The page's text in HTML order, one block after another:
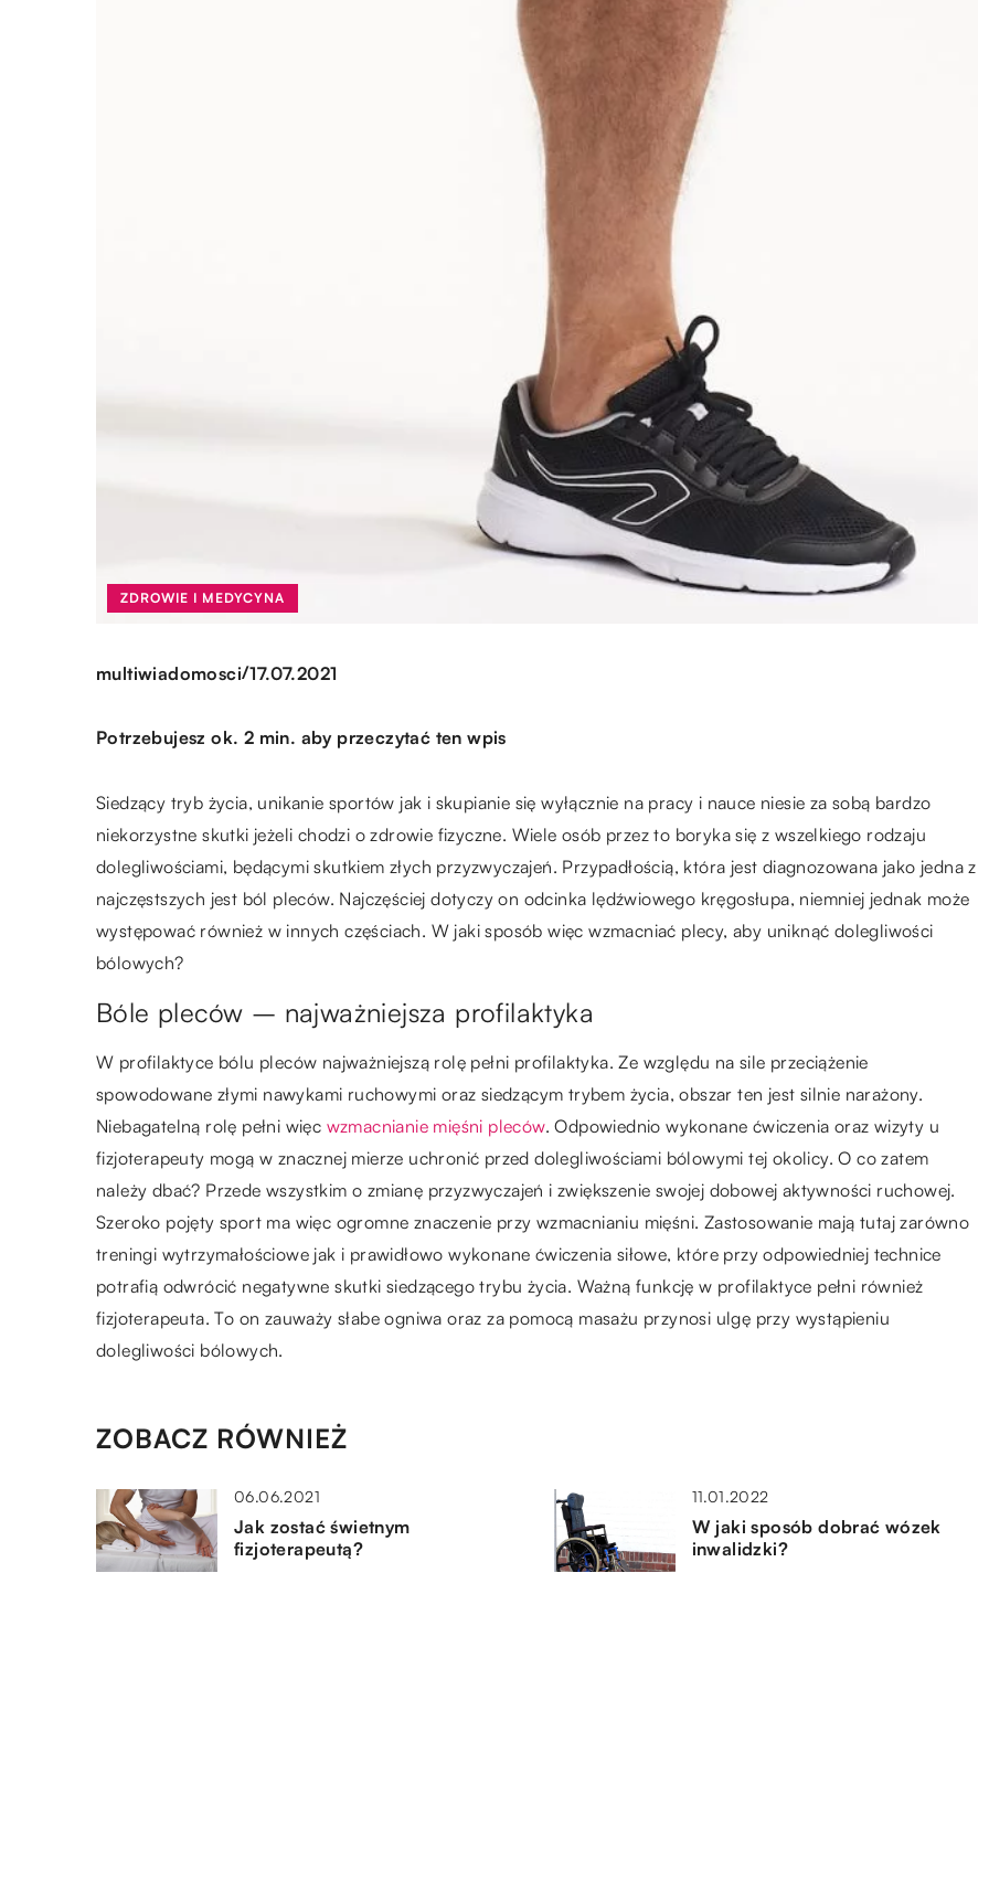
ZDROWIE I MEDYCYNA
multiwiadomosci/17.07.2021
Potrzebujesz ok. 2 min. aby przeczytać ten wpis
Siedzący tryb życia, unikanie sportów jak i skupianie się wyłącznie na pracy i nauce niesie za sobą bardzo
niekorzystne skutki jeżeli chodzi o zdrowie fizyczne. Wiele osób przez to boryka się z wszelkiego rodzaju
dolegliwościami, będącymi skutkiem złych przyzwyczajeń. Przypadłością, która jest diagnozowana jako jedna z
najczęstszych jest ból pleców. Najczęściej dotyczy on odcinka lędźwiowego kręgosłupa, niemniej jednak może
występować również w innych częściach. W jaki sposób więc wzmacniać plecy, aby uniknąć dolegliwości
bólowych?
Bóle pleców – najważniejsza profilaktyka
W profilaktyce bólu pleców najważniejszą rolę pełni profilaktyka. Ze względu na sile przeciążenie
spowodowane złymi nawykami ruchowymi oraz siedzącym trybem życia, obszar ten jest silnie narażony.
Niebagatelną rolę pełni więc wzmacnianie mięśni pleców. Odpowiednio wykonane ćwiczenia oraz wizyty u
fizjoterapeuty mogą w znacznej mierze uchronić przed dolegliwościami bólowymi tej okolicy. O co zatem
należy dbać? Przede wszystkim o zmianę przyzwyczajeń i zwiększenie swojej dobowej aktywności ruchowej.
Szeroko pojęty sport ma więc ogromne znaczenie przy wzmacnianiu mięśni. Zastosowanie mają tutaj zarówno
treningi wytrzymałościowe jak i prawidłowo wykonane ćwiczenia siłowe, które przy odpowiedniej technice
potrafią odwrócić negatywne skutki siedzącego trybu życia. Ważną funkcję w profilaktyce pełni również
fizjoterapeuta. To on zauważy słabe ogniwa oraz za pomocą masażu przynosi ulgę przy wystąpieniu
dolegliwości bólowych.
ZOBACZ RÓWNIEŻ
06.06.2021
Jak zostać świetnym
fizjoterapeutą?
11.01.2022
W jaki sposób dobrać wózek
inwalidzki?